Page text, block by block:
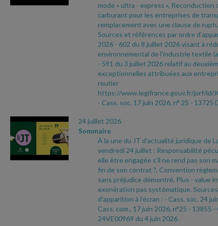
mode « ultra - express », Reconduction
carburant pour les entreprises de
remplacement avec une clause de
Sources et références par ordre
2026 - 602 du 8 juillet 2026 visant à
environnemental de l'industrie textile
- 591 du 3 juillet 2026 relatif au
exceptionnelles attribuées aux
routier
https://www.legifrance.gouv.fr/jorf/id/
- Cass. soc. 17 juin 2026, n° 25 - 13725
24 juillet 2026
Sommaire
À la une du JT d’actualité juridique de
vendredi 24 juillet : Responsabilité
elle être engagée s’il ne rend pas son
fin de son contrat ?, Convention
sans préjudice démontré, Plus - value
exonération pas systématique.
d’apparition à l’écran : - Cass. soc. 24
Cass. com., 17 juin 2026, n°25 - 13855 -
24VE00969 du 4 juin 2026